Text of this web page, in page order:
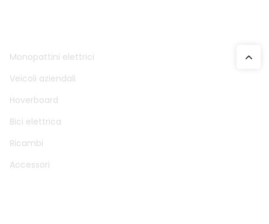
Monopattini elettrici
Veicoli aziendali
Hoverboard
Bici elettrica
Ricambi
Accessori